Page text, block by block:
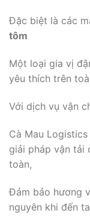
Đặc biệt là các
tôm
Một loại gia vị
yêu thích trên
Với dịch vụ vận
Cà Mau
giải pháp vận tải
toàn,
Đảm bảo hương
nguyên khi đến